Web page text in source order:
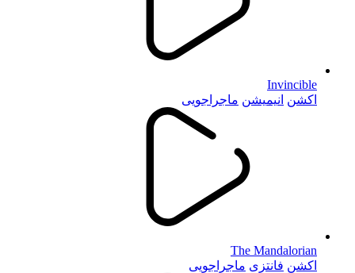
Invincible
اکشن انیمیشن ماجراجویی
The Mandalorian
اکشن فانتزی ماجراجویی